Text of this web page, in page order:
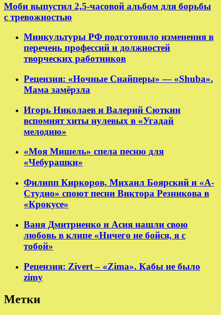
Моби выпустил 2,5-часовой альбом для борьбы
с тревожностью
Минкультуры РФ подготовило изменения в
перечень профессий и должностей
творческих работников
Рецензия: «Ночные Снайперы» — «Shuba».
Мама замёрзла
Игорь Николаев и Валерий Сюткин
вспомнят хиты нулевых в «Угадай
мелодию»
«Моя Мишель» спела песню для
«Чебурашки»
Филипп Киркоров, Михаил Боярский и «А-
Студио» споют песни Виктора Резникова в
«Крокусе»
Ваня Дмитриенко и Асия нашли свою
любовь в клипе «Ничего не бойся, я с
тобой»
Рецензия: Zivert – «Zima». Кабы не было
zimy
Метки